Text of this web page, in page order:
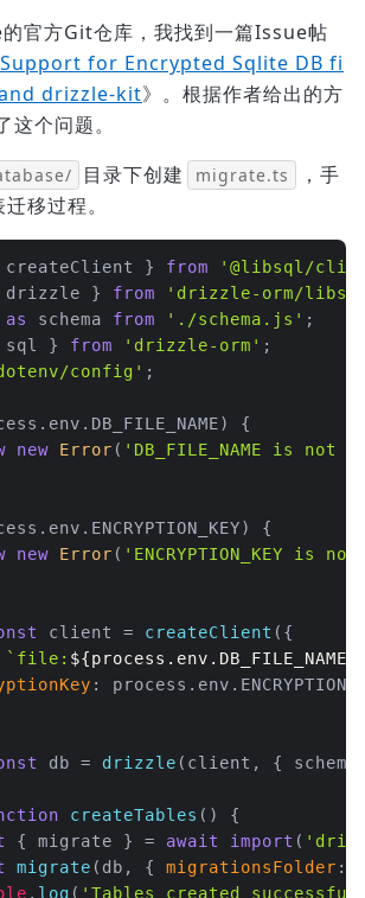
官方Git仓库，我找到一篇Issue帖
for Encrypted Sqlite DB fi
drizzle-kit》。根据作者给出的方
个问题。
目录下创建 migrate.ts
，手
移过程。
} from
'@libsql/
} from
'drizzle-orm/
as schema from './schema.js' ;
} from 'drizzle-orm' ;
config' ;
env . DB_FILE_NAME) {
new Error ( 'DB_FILE_NAME is not
env . ENCRYPTION_KEY) {
new Error ( 'ENCRYPTION_KEY is
client = createClient ({
`file: ${process.env.DB_FILE_NAME}
: process. env .
db = drizzle (client, {
createTables ( ) {
{ migrate } = await import (
migrate (db, { migrationsFolder :
. log ( 'Tables created